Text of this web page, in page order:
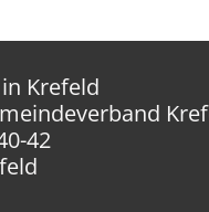
Krefeld
42